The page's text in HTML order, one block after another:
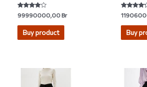
Rated
3.67
out of 5
99990000,00Br
Buy product
Rated
4.00
out of 5
Buy